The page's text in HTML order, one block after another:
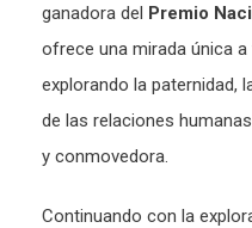
ganadora del Premio
ofrece una mirada única
explorando la paternidad,
de las relaciones
y conmovedora.
Continuando con la